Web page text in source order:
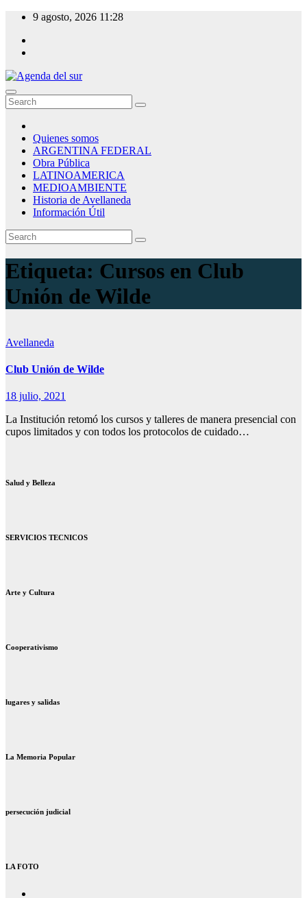
Skip
content
9 agosto, 2026 11:28
Agenda del sur
Quienes somos
ARGENTINA FEDERAL
Obra Pública
LATINOAMERICA
MEDIOAMBIENTE
Historia de Avellaneda
Información Útil
Etiqueta: Cursos en Club
Unión de Wilde
Avellaneda
Club Unión de Wilde
18 julio, 2021
La Institución retomó los cursos y talleres de manera presencial con
cupos limitados y con todos los protocolos de cuidado…
Salud y Belleza
SERVICIOS TECNICOS
Arte y Cultura
Cooperativismo
lugares y salidas
La Memoria Popular
persecución judicial
LA FOTO